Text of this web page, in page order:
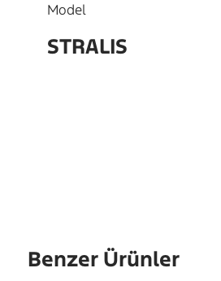
Model
STRALIS
Benzer Ürünler